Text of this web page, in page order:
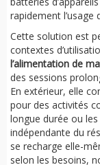
rapidement l’usage
Cette solution est
contextes
l’alimentation de
des sessions
En extérieur, elle
pour des activités
longue durée ou
indépendante du
se recharge elle-
selon les besoins,